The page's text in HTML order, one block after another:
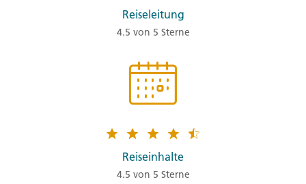
Reiseleitung
4.5 von 5 Sterne
Reiseinhalte
4.5 von 5 Sterne